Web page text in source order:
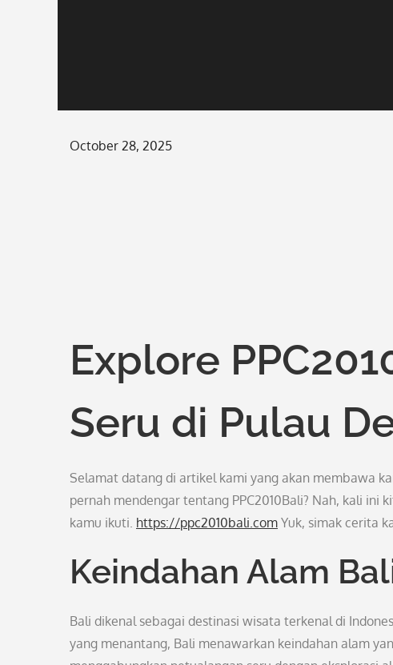
Posted
October 28, 2025
Explore
Seru di Pulau
Selamat datang di artikel kami yang akan membawa
pernah mendengar tentang PPC2010Bali? Nah, kali
kamu ikuti. https://ppc2010bali.com Yuk, simak cerita
Keindahan Alam
Bali dikenal sebagai destinasi wisata terkenal di
yang menantang, Bali menawarkan keindahan alam